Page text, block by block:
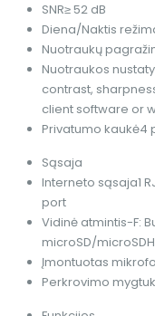
SNR≥ 52 dB
Diena/Naktis
Nuotraukų
Nuotraukos
contrast,
client software or
Privatumo kaukė4
Sąsaja
Interneto sąsaja1
port
Vidinė atmintis-F:
microSD/
Įmontuotas
Perkrovimo